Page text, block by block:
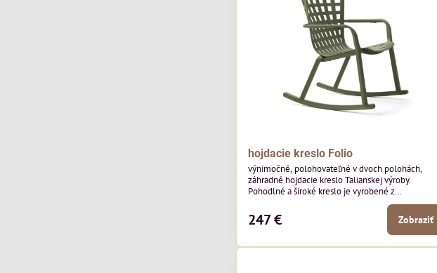
hojdacie kreslo Folio
výnimočné, polohovateľné v dvoch polohách,
záhradné hojdacie kreslo Talianskej výroby.
Pohodlné a široké kreslo je vyrobené z
polypropylénu Resin so skleneným vláknom a UV
aditívom.
247 € Zobraziť